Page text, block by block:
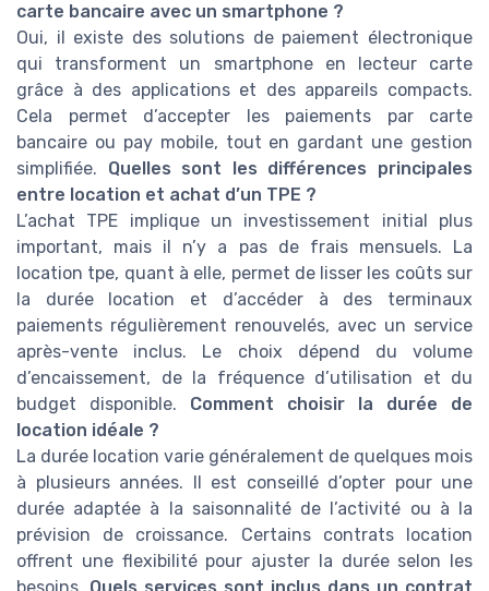
carte bancaire avec un smartphone ?
Oui, il existe des solutions de paiement électronique
qui transforment un smartphone en lecteur carte
grâce à des applications et des appareils compacts.
Cela permet d’accepter les paiements par carte
bancaire ou pay mobile, tout en gardant une gestion
simplifiée. Quelles sont les différences principales
entre location et achat d’un TPE ?
L’achat TPE implique un investissement initial plus
important, mais il n’y a pas de frais mensuels. La
location tpe, quant à elle, permet de lisser les coûts sur
la durée location et d’accéder à des terminaux
paiements régulièrement renouvelés, avec un service
après-vente inclus. Le choix dépend du volume
d’encaissement, de la fréquence d’utilisation et du
budget disponible. Comment choisir la durée de
location idéale ?
La durée location varie généralement de quelques mois
à plusieurs années. Il est conseillé d’opter pour une
durée adaptée à la saisonnalité de l’activité ou à la
prévision de croissance. Certains contrats location
offrent une flexibilité pour ajuster la durée selon les